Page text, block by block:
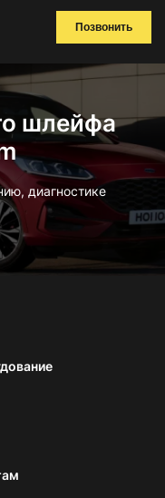
Позвонить
шлейфа
диагностике